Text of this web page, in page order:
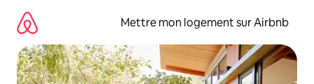
directement
contenu
Mettre mon logement sur Airbnb